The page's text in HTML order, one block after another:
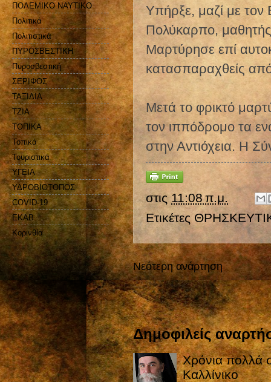
Υπήρξε, μαζί με
Πολύκαρπο,
Μαρτύρησε επί
κατασπαραχθείς
Μετά το φρικτό
τον ιππόδρομο τα
στην Αντιόχεια. Η
στις 11:08 π.μ.
Ετικέτες
Νεότερη ανάρτηση
Δημοφιλείς
Χρόνια πολλά
Καλλίνικο
ΠΟΛΕΜΙΚΟ ΝΑΥΤΙΚΟ
Πολιτικά
Πολιτιστικά
ΠΥΡΟΣΒΕΣΤΙΚΗ
Πυροσβεστική
ΣΕΡΙΦΟΣ
ΤΑΞΙΔΙΑ
ΤΖΙΑ
ΤΟΠΙΚΑ
Τοπικά
Τουριστικά
ΥΓΕΙΑ
ΥΔΡΟΒΙΟΤΟΠΟΣ
COVID-19
EKAB
Kορινθία